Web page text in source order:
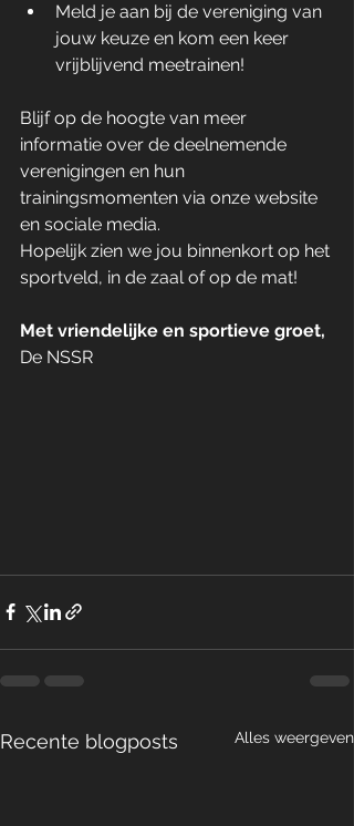
Meld je aan bij de vereniging van
jouw keuze en kom een keer
vrijblijvend meetrainen!
Blijf op de hoogte van meer
informatie over de deelnemende
verenigingen en hun
trainingsmomenten via onze website
en sociale media.
Hopelijk zien we jou binnenkort op het
sportveld, in de zaal of op de mat!
Met vriendelijke en sportieve groet,
De NSSR
Recente blogposts Alles weergeven